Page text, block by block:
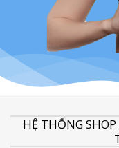
HỆ THỐNG